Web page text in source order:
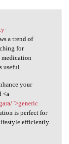
<a
a trend of
for
useful.
your
<a
">generic
is perfect for
efficiently.